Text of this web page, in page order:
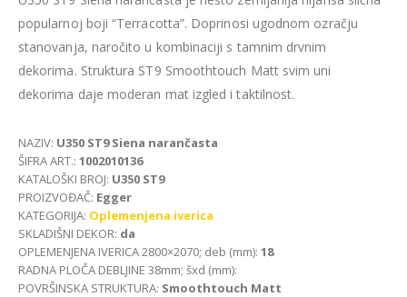
popularnoj boji “Terracotta”. Doprinosi ugodnom ozračju
stanovanja, naročito u kombinaciji s tamnim drvnim
dekorima. Struktura ST9 Smoothtouch Matt svim uni
dekorima daje moderan mat izgled i taktilnost.
NAZIV: U350 ST9 Siena narančasta
ŠIFRA ART.: 1002010136
KATALOŠKI BROJ: U350 ST9
PROIZVOĐAČ: Egger
KATEGORIJA: Oplemenjena iverica
SKLADIŠNI DEKOR: da
OPLEMENJENA IVERICA 2800×2070; deb (mm): 18
RADNA PLOČA DEBLJINE 38mm; šxd (mm):
POVRŠINSKA STRUKTURA: Smoothtouch Matt